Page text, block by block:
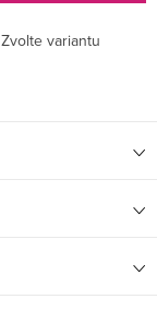
Zvolte variantu